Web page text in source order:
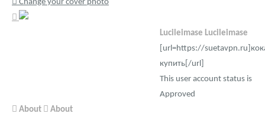
Change your cover photo
Lucileimase Lucileimase
[url=https://
купить[/url]
This user account status is
Approved
About
About